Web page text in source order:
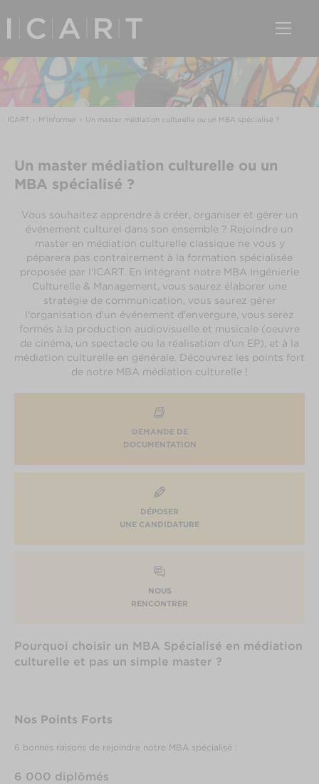
ICART M'informer Un master médiation culturelle ou un MBA spécialisé ?
Un master médiation culturelle ou un
MBA spécialisé ?
Vous souhaitez apprendre à créer, organiser et gérer un
événement culturel dans son ensemble ? Rejoindre un
master en médiation culturelle classique ne vous y
péparera pas contrairement à la formation spécialisée
proposée par l'ICART. En intégrant notre MBA Ingénierie
Culturelle & Management, vous saurez élaborer une
stratégie de communication, vous saurez gérer
l'organisation d'un événement d'envergure, vous serez
formés à la production audiovisuelle et musicale (oeuvre
de cinéma, un spectacle ou la réalisation d'un EP), et à la
médiation culturelle en générale. Découvrez les points fort
de notre MBA médiation culturelle !
DEMANDE DE
DOCUMENTATION
DÉPOSER
UNE CANDIDATURE
NOUS
RENCONTRER
Pourquoi choisir un MBA Spécialisé en médiation
culturelle et pas un simple master ?
Nos Points Forts
6 bonnes raisons de rejoindre notre MBA spécialisé :
6 000 diplômés